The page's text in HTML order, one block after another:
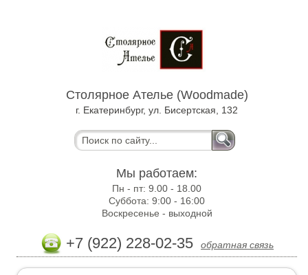
Столярное Ателье (Woodmade)
г. Екатеринбург, ул. Бисертская, 132
Мы работаем:
Пн - пт:9.00 - 18.00
Суббота:9:00 - 16:00
Воскресенье - выходной
+7 (922) 228-02-35 обратная связь